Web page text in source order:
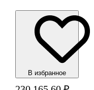
В избранноe